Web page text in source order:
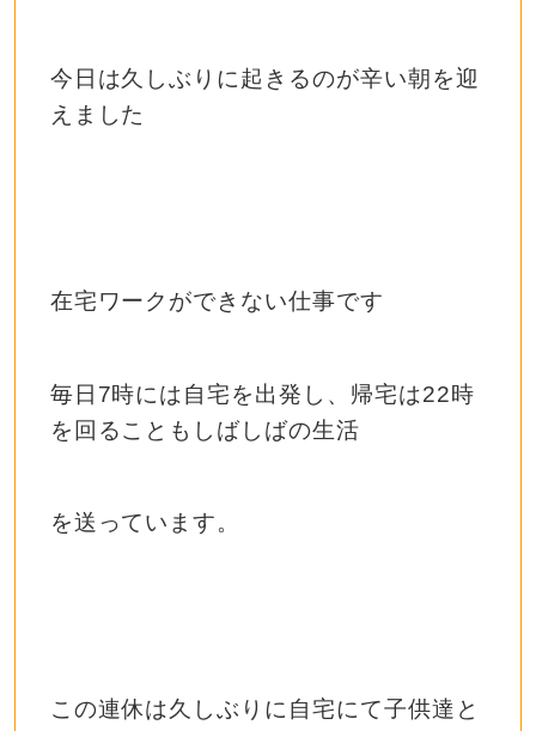
今日は久しぶりに起きるのが辛い朝を迎
えました
在宅ワークができない仕事です
毎日7時には自宅を出発し、帰宅は22時
を回ることもしばしばの生活
を送っています。
この連休は久しぶりに自宅にて子供達と